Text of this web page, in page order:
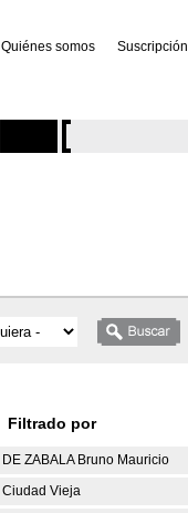
Quiénes somos Suscripción
Filtrado por
DE ZABALA Bruno Mauricio
Ciudad Vieja